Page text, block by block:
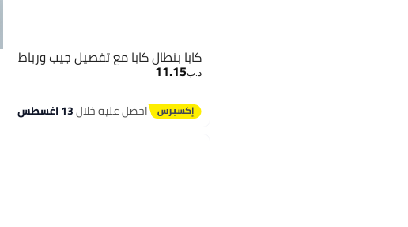
كابا بنطال كابا مع تفصيل جيب ورباط
د.ب‏11.15
احصل عليه خلال13 اغسطس